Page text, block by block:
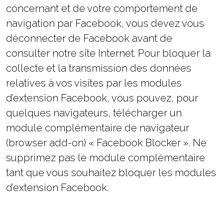
concernant et de votre comportement de
navigation par Facebook, vous devez vous
déconnecter de Facebook avant de
consulter notre site Internet. Pour bloquer la
collecte et la transmission des données
relatives à vos visites par les modules
d’extension Facebook, vous pouvez, pour
quelques navigateurs, télécharger un
module complémentaire de navigateur
(browser add-on) « Facebook Blocker ». Ne
supprimez pas le module complémentaire
tant que vous souhaitez bloquer les modules
d’extension Facebook.